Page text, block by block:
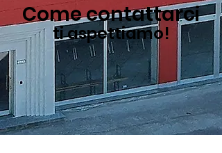
Come contattarci
ti aspettiamo!